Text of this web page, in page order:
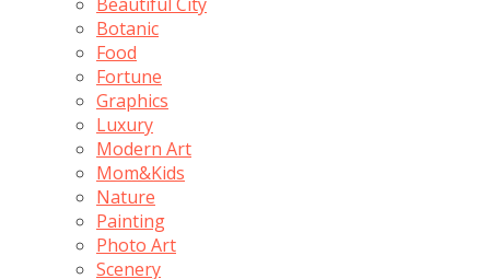
Botanic
Food
Fortune
Graphics
Luxury
Modern Art
Mom&Kids
Nature
Painting
Photo Art
Scenery